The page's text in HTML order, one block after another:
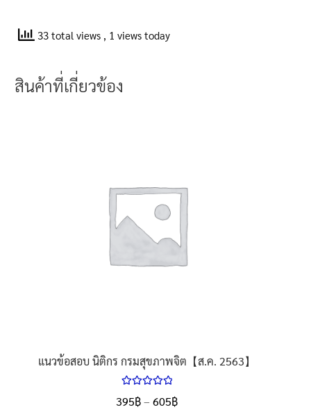
33 total views , 1 views today
สินค้าที่เกี่ยวข้อง
แนวข้อสอบ นิติกร กรมสุขภาพจิต【ส.ค. 2563】
ให้คะแนน
5.00
ตั้งแต่
395฿– 605฿